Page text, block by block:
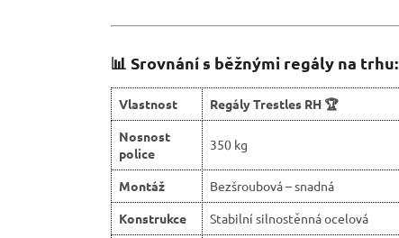
📊 Srovnání s běžnými regály na trhu:
Vlastnost Regály Trestles RH 🏆
Nosnost
police
350 kg
Montáž Bezšroubová – snadná
Konstrukce
Stabilní silnostěnná ocelová